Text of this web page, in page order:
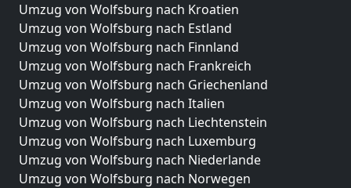
Umzug von Wolfsburg nach Kroatien
Umzug von Wolfsburg nach Estland
Umzug von Wolfsburg nach Finnland
Umzug von Wolfsburg nach Frankreich
Umzug von Wolfsburg nach Griechenland
Umzug von Wolfsburg nach Italien
Umzug von Wolfsburg nach Liechtenstein
Umzug von Wolfsburg nach Luxemburg
Umzug von Wolfsburg nach Niederlande
Umzug von Wolfsburg nach Norwegen